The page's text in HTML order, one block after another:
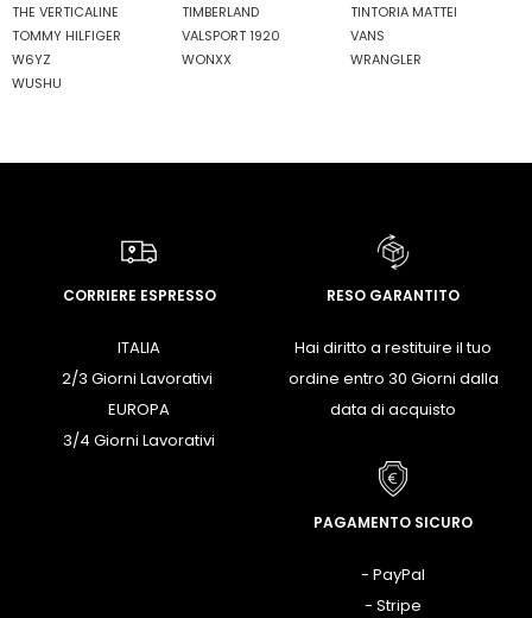
THE VERTICALINE
TIMBERLAND
TINTORIA MATTEI
TOMMY HILFIGER
VALSPORT 1920
VANS
W6YZ
WONXX
WRANGLER
WUSHU
CORRIERE ESPRESSO
ITALIA
2/3 Giorni Lavorativi
EUROPA
3/4 Giorni Lavorativi
RESO GARANTITO
Hai diritto a restituire il tuo
ordine entro 30 Giorni dalla
data di acquisto
PAGAMENTO SICURO
- PayPal
- Stripe